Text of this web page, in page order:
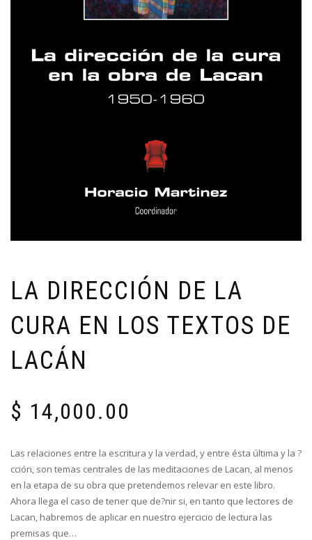
LA DIRECCIÓN DE LA
CURA EN LOS TEXTOS DE
LACÁN
$ 14,000.00
Las relaciones entre la escritura y la verdad, y entre ésta última y la ?
cción, son temas centrales de las meditaciones de Lacan, al menos
en la etapa de su obra que pretendemos relevar en este libro.
Ahora llega el caso de tener que de?nir si, en tanto que lectores de
Lacan, habremos de aplicar en nuestro ejercicio de lectura las
premisas que…